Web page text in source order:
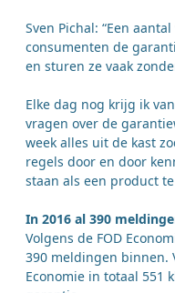
Sven Pichal: “Een
consumenten de
en sturen ze vaak
Elke dag nog krijg ik
vragen over de
week alles uit de kast
regels door en door
staan als een product
In 2016 al 390
Volgens de FOD
390 meldingen binnen.
Economie in totaal 551